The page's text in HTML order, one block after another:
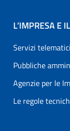
L’IMPRESA E
Servizi
Pubbliche
Agenzie per le
Le regole